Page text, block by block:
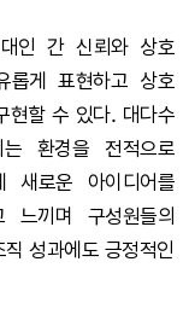
인 간 신뢰와 상호
롭게 표현하고 상호
현할 수 있다. 대다수
환경을 전적으로
새로운 아이디어를
느끼며 구성원들의
성과에도 긍정적인